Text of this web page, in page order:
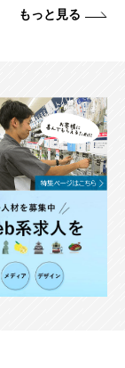
もっと見る